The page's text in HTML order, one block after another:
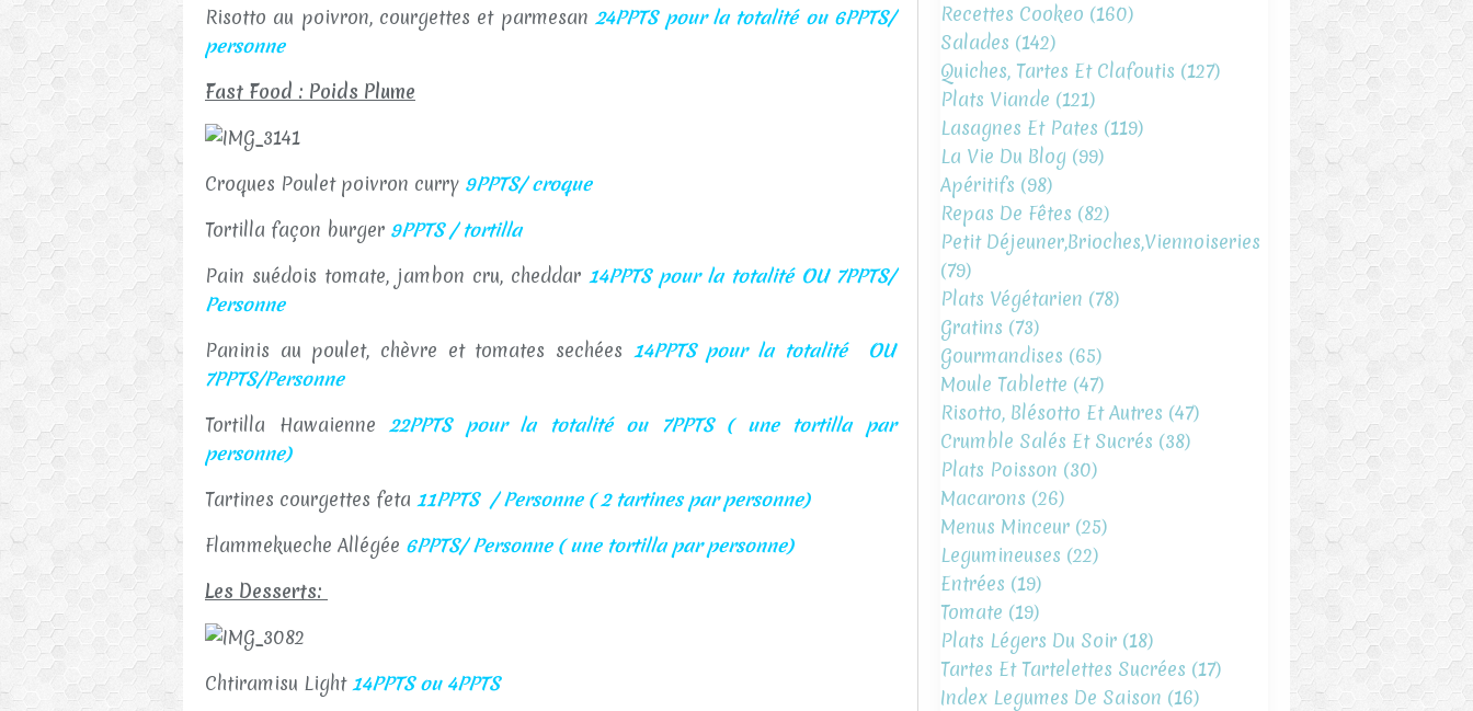
Risotto au poivron, courgettes et parmesan24PPTS pour la totalité ou 6PPTS/
personne
Fast Food : Poids Plume
Croques Poulet poivron curry 9PPTS/ croque
Tortilla façon burger 9PPTS / tortilla
Pain suédois tomate, jambon cru, cheddar 14PPTS pour la totalité OU 7PPTS/
Personne
Paninis au poulet, chèvre et tomates sechées 14PPTS pour la totalité OU
7PPTS/Personne
Tortilla Hawaienne22PPTS pour la totalité ou 7PPTS ( une tortilla par
personne)
Tartines courgettes feta 11PPTS / Personne ( 2 tartines par personne)
Flammekueche Allégée 6PPTS/ Personne ( une tortilla par personne)
Les Desserts:
Chtiramisu Light14PPTS ou 4PPTS
Recettes Cookeo (160)
Salades (142)
Quiches, Tartes Et Clafoutis (127)
Plats Viande (121)
Lasagnes Et Pates (119)
La Vie Du Blog (99)
Apéritifs (98)
Repas De Fêtes (82)
Petit Déjeuner,brioches,viennoiseries
(79)
Plats Végétarien (78)
Gratins (73)
Gourmandises (65)
Moule Tablette (47)
Risotto, Blésotto Et Autres (47)
Crumble Salés Et Sucrés (38)
Plats Poisson (30)
Macarons (26)
Menus Minceur (25)
Legumineuses (22)
Entrées (19)
Tomate (19)
Plats Légers Du Soir (18)
Tartes Et Tartelettes Sucrées (17)
Index Legumes De Saison (16)